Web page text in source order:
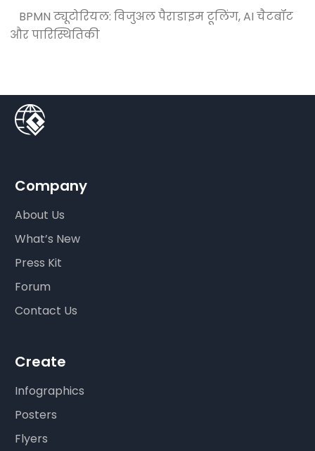
BPMN ट्यूटोरियल: विजुअल पैराडाइम टूलिंग, AI चैटबॉट
और पारिस्थितिकी
Company
About Us
What’s New
Press Kit
Forum
Contact Us
Create
Infographics
Posters
Flyers